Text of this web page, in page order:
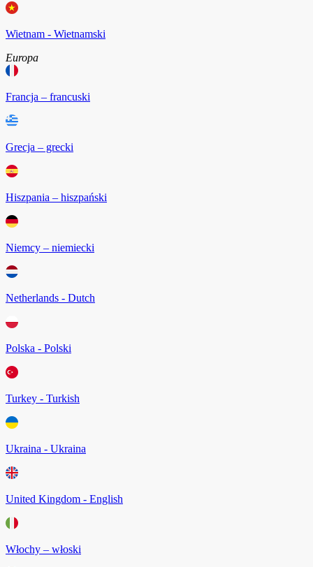
Wietnam - Wietnamski
Europa
Francja – francuski
Grecja – grecki
Hiszpania – hiszpański
Niemcy – niemiecki
Netherlands - Dutch
Polska - Polski
Turkey - Turkish
Ukraina - Ukraina
United Kingdom - English
Włochy – włoski